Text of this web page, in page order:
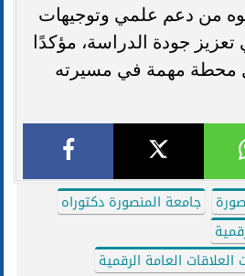
من دعم علمي وتوجيهات
جودة الدراسة، مؤكدًا
محطة مهمة في مسيرته
جامعة المنصورة دكتوراه
العامة الرقمية